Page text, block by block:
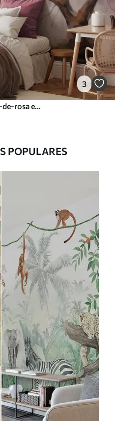
3
POPULARES